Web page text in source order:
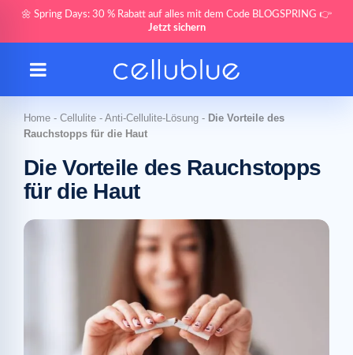
🌼 Spring Days: 30 % Rabatt auf alles mit dem Code BLOGSPRING 👉
Jetzt sichern
Home - Cellulite - Anti-Cellulite-Lösung - Die Vorteile des
Rauchstopps für die Haut
Die Vorteile des Rauchstopps
für die Haut